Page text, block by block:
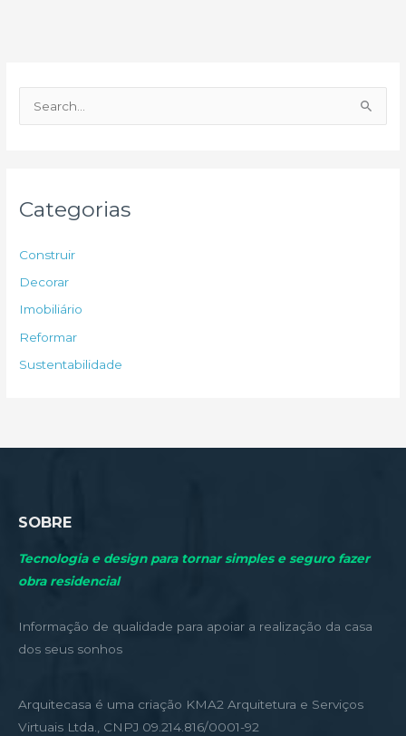
e
p
o
r
Categorias
Construir
Decorar
Imobiliário
Reformar
Sustentabilidade
SOBRE
Tecnologia e design para tornar simples e seguro fazer
obra residencial
Informação de qualidade para apoiar a realização da casa
dos seus sonhos
Arquitecasa é uma criação KMA2 Arquitetura e Serviços
Virtuais Ltda., CNPJ 09.214.816/0001-92